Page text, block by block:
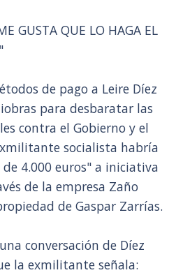
GUSTA QUE LO HAGA EL
de pago a Leire Díez
para desbaratar las
contra el Gobierno y el
socialista habría
4.000 euros" a iniciativa
de la empresa Zaño
de Gaspar Zarrías.
conversación de Díez
la exmilitante señala: